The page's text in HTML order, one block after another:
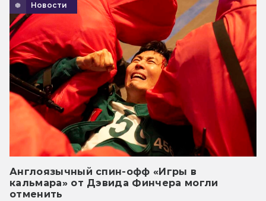
Новости
Англоязычный спин-офф «Игры в
кальмара» от Дэвида Финчера могли
отменить